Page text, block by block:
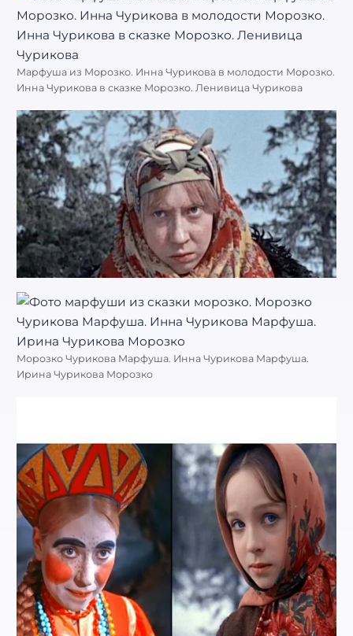
Марфуша из Морозко. Инна Чурикова в молодости Морозко.
Инна Чурикова в сказке Морозко. Ленивица Чурикова
Морозко Чурикова Марфуша. Инна Чурикова Марфуша.
Ирина Чурикова Морозко